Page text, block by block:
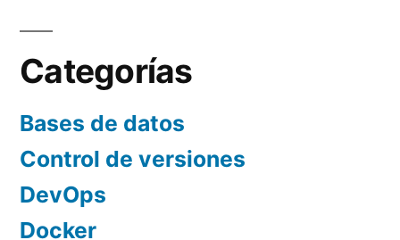
de
entradas
Categorías
Bases de datos
Control de versiones
DevOps
Docker